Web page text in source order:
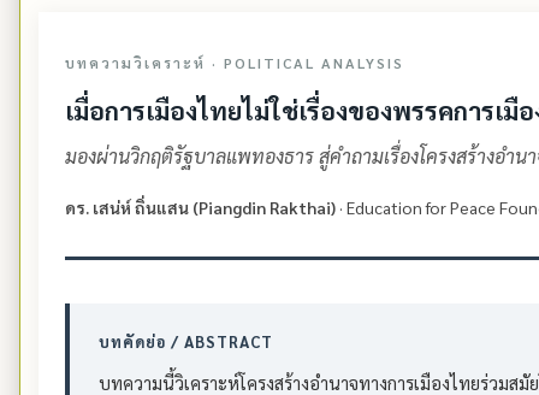
บทความวิเคราะห์ · POLITICAL ANALYSIS
เมื่อการเมืองไทยไม่ใช่เรื่องของพรรคการเมื
มองผ่านวิกฤติรัฐบาลแพทองธาร สู่คำถามเรื่องโครงสร้างอำน
ดร. เสน่ห์ ถิ่นแสน (Piangdin Rakthai) · Education for Peace
บทคัดย่อ / ABSTRACT
บทความนี้วิเคราะห์โครงสร้างอำนาจทางการเมืองไทยร่ว